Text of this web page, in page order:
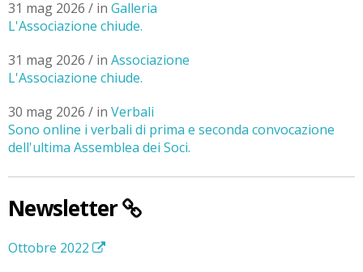
31 mag 2026 / in Galleria
L'Associazione chiude.
31 mag 2026 / in Associazione
L'Associazione chiude.
30 mag 2026 / in Verbali
Sono online i verbali di prima e seconda convocazione
dell'ultima Assemblea dei Soci.
Newsletter
Ottobre 2022